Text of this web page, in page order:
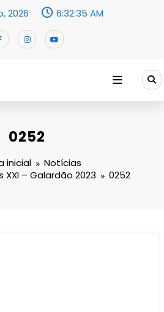
2026 6:32:35 AM
0252
inicial
Notícias
XXI – Galardão 2023
0252